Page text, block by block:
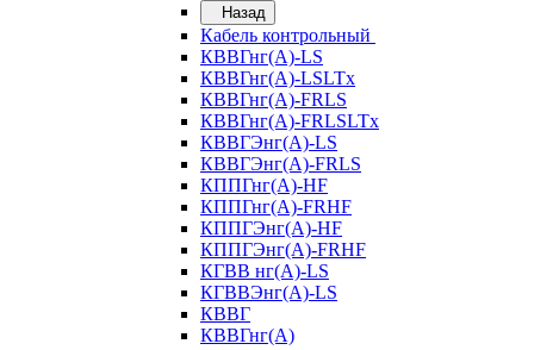
Назад
Кабель контрольный
КВВГнг(А)-LS
КВВГнг(А)-LSLTx
КВВГнг(А)-FRLS
КВВГнг(А)-FRLSLTx
КВВГЭнг(А)-LS
КВВГЭнг(А)-FRLS
КППГнг(А)-HF
КППГнг(А)-FRHF
КППГЭнг(А)-HF
КППГЭнг(А)-FRHF
КГВВ нг(А)-LS
КГВВЭнг(А)-LS
КВВГ
КВВГнг(А)